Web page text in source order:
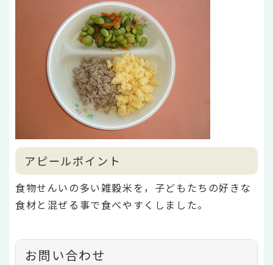
アピールポイント
食物せんいの多い雑穀米を，子どもたちの好きな
食材と混ぜる事で食べやすくしました。
お問い合わせ